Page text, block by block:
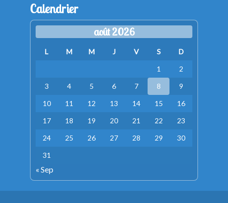
Calendrier
août 2026
L M M J V S
D
1
2
3
4 5 6 7 8
9
10
11 12 13 14 15
16
17
18 19 20 21 22
23
24
25 26 27 28 29
30
31
« Sep